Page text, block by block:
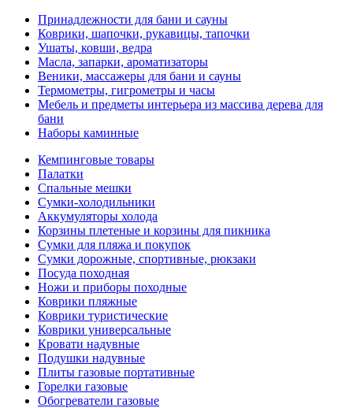
Принадлежности для бани и сауны
Коврики, шапочки, рукавицы, тапочки
Ушаты, ковши, ведра
Масла, запарки, ароматизаторы
Веники, массажеры для бани и сауны
Термометры, гигрометры и часы
Мебель и предметы интерьера из массива дерева для
бани
Наборы каминные
Кемпинговые товары
Палатки
Спальные мешки
Сумки-холодильники
Аккумуляторы холода
Корзины плетеные и корзины для пикника
Сумки для пляжа и покупок
Сумки дорожные, спортивные, рюкзаки
Посуда походная
Ножи и приборы походные
Коврики пляжные
Коврики туристические
Коврики универсальные
Кровати надувные
Подушки надувные
Плиты газовые портативные
Горелки газовые
Обогреватели газовые